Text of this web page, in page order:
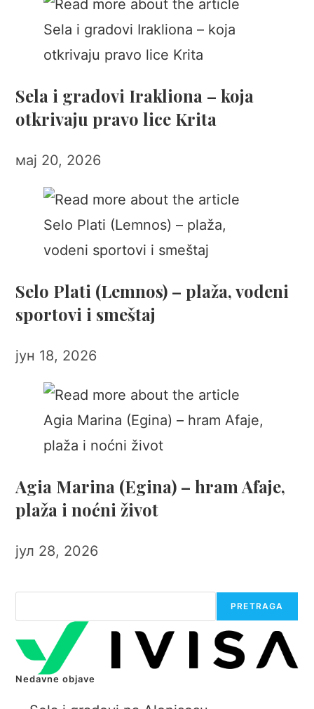
Sela i gradovi Irakliona – koja
otkrivaju pravo lice Krita
мај 20, 2026
Selo Plati (Lemnos) – plaža, vodeni
sportovi i smeštaj
јун 18, 2026
Agia Marina (Egina) – hram Afaje,
plaža i noćni život
јул 28, 2026
PRETRAGA
Nedavne objave